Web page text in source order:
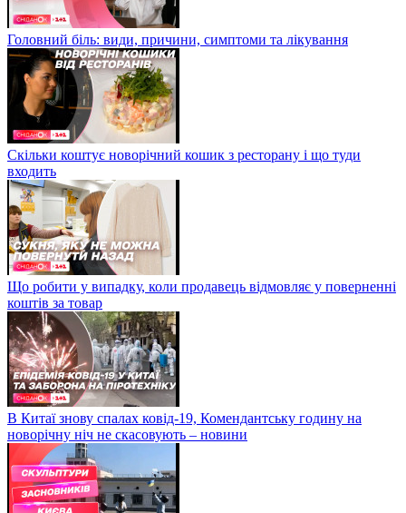
Головний біль: види, причини, симптоми та лікування
Скільки коштує новорічний кошик з ресторану і що туди
входить
Що робити у випадку, коли продавець відмовляє у поверненні
коштів за товар
В Китаї знову спалах ковід-19, Комендантську годину на
новорічну ніч не скасовують – новини